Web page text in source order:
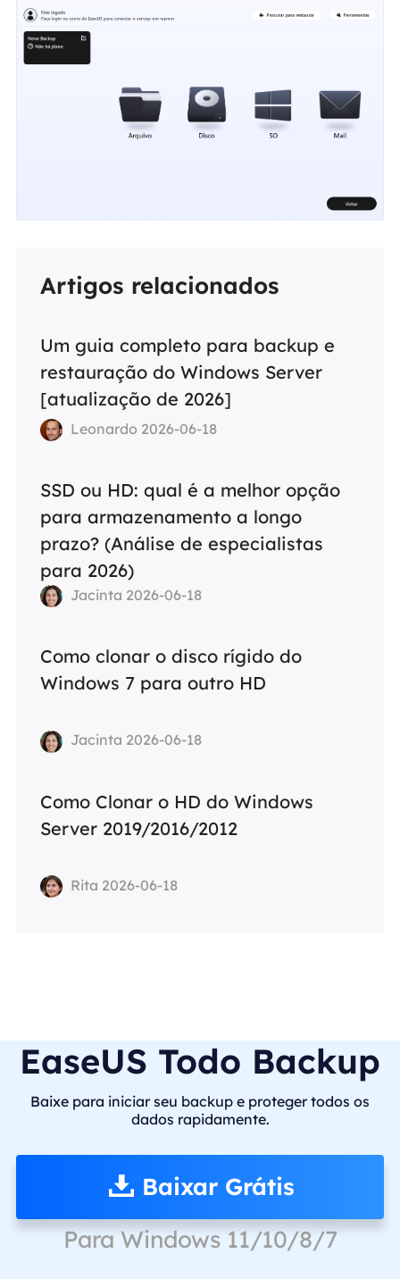
Artigos relacionados
Um guia completo para backup e
restauração do Windows Server
[atualização de 2026]
Leonardo 2026-06-18
SSD ou HD: qual é a melhor opção
para armazenamento a longo
prazo? (Análise de especialistas
para 2026)
Jacinta 2026-06-18
Como clonar o disco rígido do
Windows 7 para outro HD
Jacinta 2026-06-18
Como Clonar o HD do Windows
Server 2019/2016/2012
Rita 2026-06-18
EaseUS Todo Backup
Baixe para iniciar seu backup e proteger todos os
dados rapidamente.
Baixar Grátis
Para Windows 11/10/8/7